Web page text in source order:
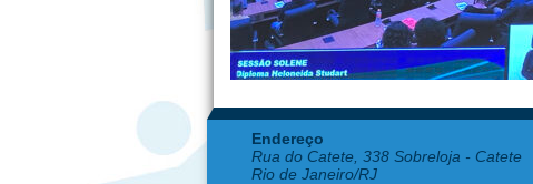
Endereço
Rua do Catete, 338 Sobreloja - Catete
Rio de Janeiro/RJ